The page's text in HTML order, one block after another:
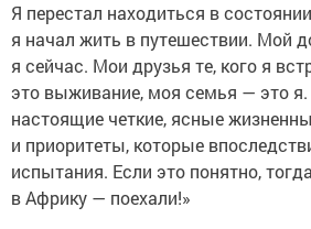
Я перестал находиться в
я начал жить в путешествии. Мой
я сейчас. Мои друзья те, кого я
это выживание, моя семья — это
настоящие четкие, ясные
и приоритеты, которые
испытания. Если это понятно,
в Африку — поехали!»